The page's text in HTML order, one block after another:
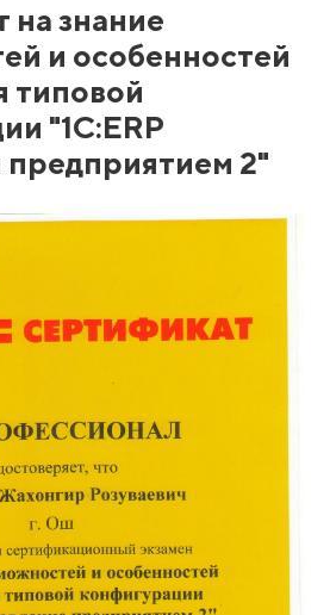
на знание
и особенностей
типовой
"1C:ERP
предприятием 2"